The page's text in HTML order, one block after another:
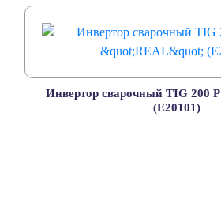
Инвертор сварочный TIG 200
(E20101)